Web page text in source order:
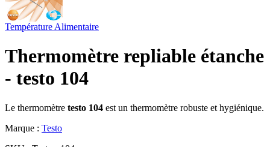
Température Alimentaire
Thermomètre repliable étanche
- testo 104
Le thermomètre testo 104 est un thermomètre robuste et hygiénique.
Marque : Testo